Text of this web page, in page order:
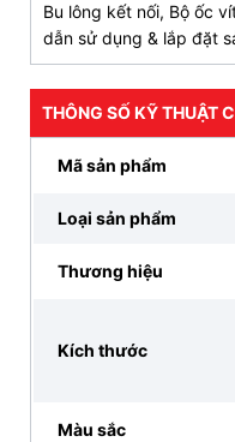
CAM KẾT CHÍNH
TRỢ
TRẢ GÓP 0% LÃI
ĐẶT HÀNG
các loại hot nhất 2025
3. Bản vẽ kỹ thuật
Bu lông kết nối, Bộ ốc
dẫn sử dụng & lắp đặt
THÔNG SỐ KỸ THUẬT
Mã sản phẩm
Loại sản phẩm
Thương hiệu
Kích thước
Màu sắc